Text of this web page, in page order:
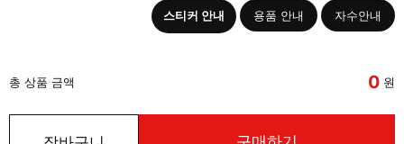
스티커 안내 용품 안내 자수안내
총 상품 금액 0 원